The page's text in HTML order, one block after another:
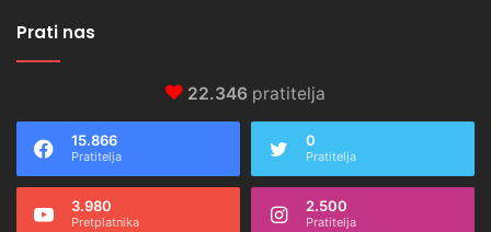
Prati nas
22.346 pratitelja
15.866
Pratitelja
0
Pratitelja
3.980
Pretplatnika
2.500
Pratitelja